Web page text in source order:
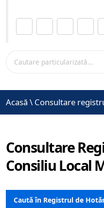
Acasă \ Consultare
Consultare
Consiliu Local
Caută în Registrul de